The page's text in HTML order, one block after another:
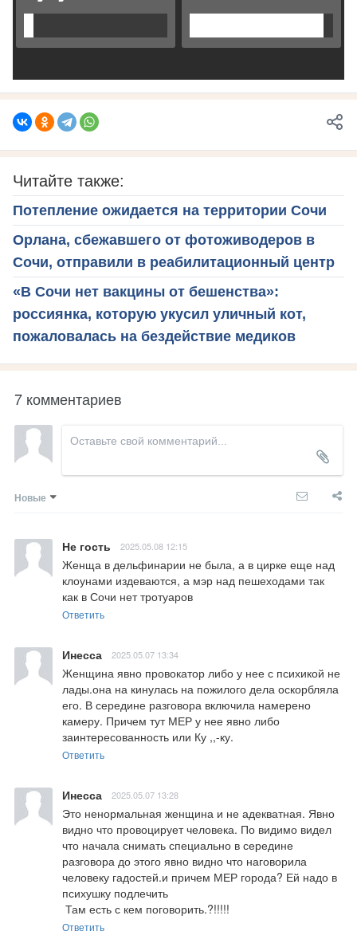
Читайте также:
Потепление ожидается на территории Сочи
Орлана, сбежавшего от фотоживодеров в
Сочи, отправили в реабилитационный центр
«В Сочи нет вакцины от бешенства»:
россиянка, которую укусил уличный кот,
пожаловалась на бездействие медиков
7 комментариев
Новые
Не гость 2025.05.08 12:15
Женща в дельфинарии не была, а в цирке еще над
клоунами издеваются, а мэр над пешеходами так
как в Сочи нет тротуаров
Ответить
Инесса 2025.05.07 13:34
Женщина явно провокатор либо у нее с психикой не
лады.она на кинулась на пожилого дела оскорбляла
его. В середине разговора включила намерено
камеру. Причем тут МЕР у нее явно либо
заинтересованность или Ку ,,-ку.
Ответить
Инесса 2025.05.07 13:28
Это ненормальная женщина и не адекватная. Явно
видно что провоцирует человека. По видимо видел
что начала снимать специально в середине
разговора до этого явно видно что наговорила
человеку гадостей.и причем МЕР города? Ей надо в
психушку подлечить
Там есть с кем поговорить.?!!!!!
Ответить